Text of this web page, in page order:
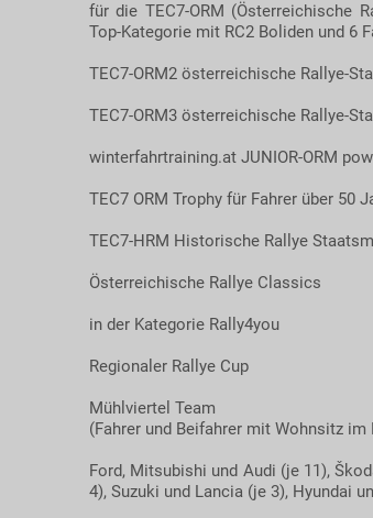
für die TEC7-ORM (Österreichische
Top-Kategorie mit RC2 Boliden und 6
TEC7-ORM2 österreichische Rallye-
TEC7-ORM3 österreichische Rallye-
winterfahrtraining.at JUNIOR-ORM
TEC7 ORM Trophy für Fahrer über 50
TEC7-HRM Historische Rallye
Österreichische Rallye Classics
in der Kategorie Rally4you
Regionaler Rallye Cup
Mühlviertel Team
(Fahrer und Beifahrer mit Wohnsitz im
Ford, Mitsubishi und Audi (je 11),
4), Suzuki und Lancia (je 3), Hyundai